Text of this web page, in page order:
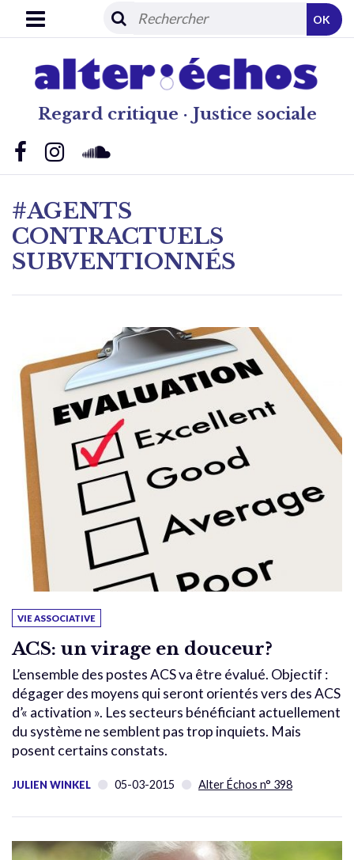
Regard critique · Justice sociale
OK
#AGENTS
CONTRACTUELS
SUBVENTIONNÉS
VIE ASSOCIATIVE
ACS: un virage en douceur?
L’ensemble des postes ACS va être évalué. Objectif :
dégager des moyens qui seront orientés vers des ACS
d’« activation ». Les secteurs bénéficiant actuellement
du système ne semblent pas trop inquiets. Mais
posent certains constats.
JULIEN WINKEL 05-03-2015 Alter Échos n° 398